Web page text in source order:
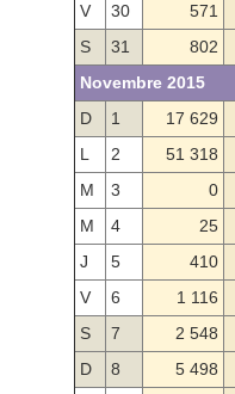
V
30 571
S
31 802
Novembre 2015
D
1 17 629
L
2 51 318
M
3 0
M
4 25
J
5 410
V
6 1 116
S
7 2 548
D
8 5 498